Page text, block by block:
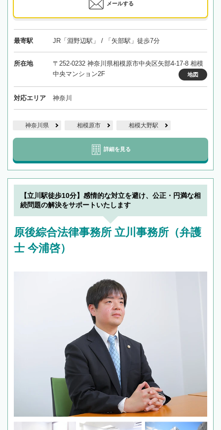
メールする
最寄駅 JR「淵野辺駅」 / 「矢部駅」徒歩7分
所在地
〒252-0232 神奈川県相模原市中央区矢部4-17-8 相模
中央マンション2F
地図
対応エリア 神奈川
神奈川県 相模原市 相模大野駅
詳細を見る
【立川駅徒歩10分】感情的な対立を避け、公正・円満な相
続問題の解決をサポートいたします
原後綜合法律事務所 立川事務所（弁護
士 今浦啓）